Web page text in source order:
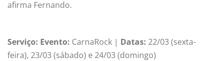
afirma Fernando.
Serviço: Evento: CarnaRock | Datas: 22/03 (sexta-
feira), 23/03 (sábado) e 24/03 (domingo)